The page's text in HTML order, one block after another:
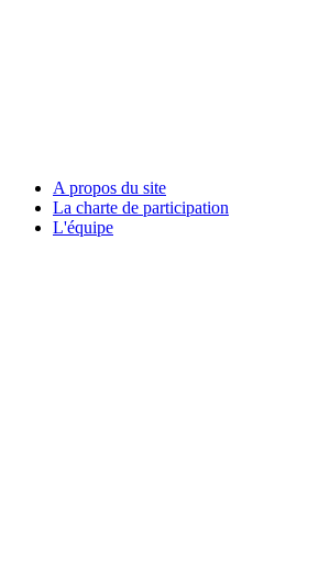
A propos du site
La charte de participation
L'équipe